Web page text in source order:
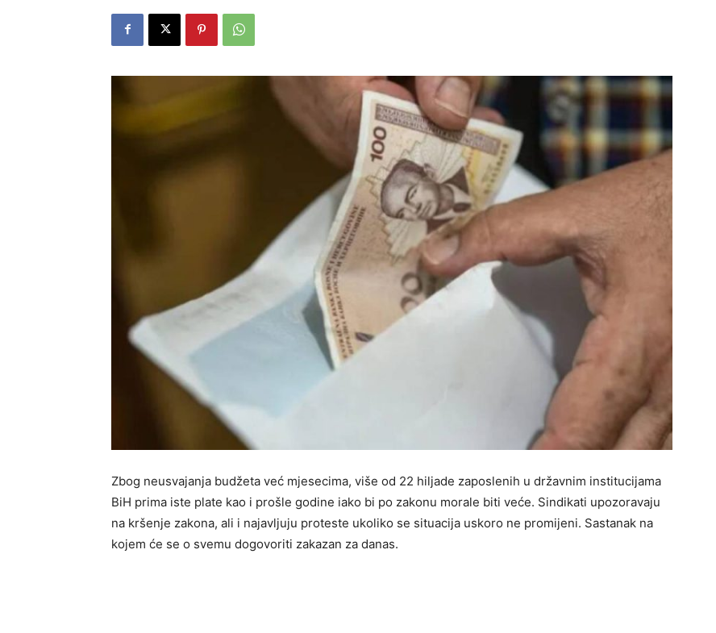
Zbog neusvajanja budžeta već mjesecima, više od 22 hiljade zaposlenih u državnim institucijama
BiH prima iste plate kao i prošle godine iako bi po zakonu morale biti veće. Sindikati upozoravaju
na kršenje zakona, ali i najavljuju proteste ukoliko se situacija uskoro ne promijeni. Sastanak na
kojem će se o svemu dogovoriti zakazan za danas.